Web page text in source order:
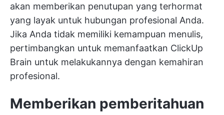
akan memberikan penutupan yang terhormat
yang layak untuk hubungan profesional Anda.
Jika Anda tidak memiliki kemampuan menulis,
pertimbangkan untuk memanfaatkan ClickUp
Brain untuk melakukannya dengan kemahiran
profesional.
Memberikan pemberitahuan